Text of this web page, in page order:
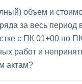
объем и
за весь
с ПК 01+00 по
работ и
актам?